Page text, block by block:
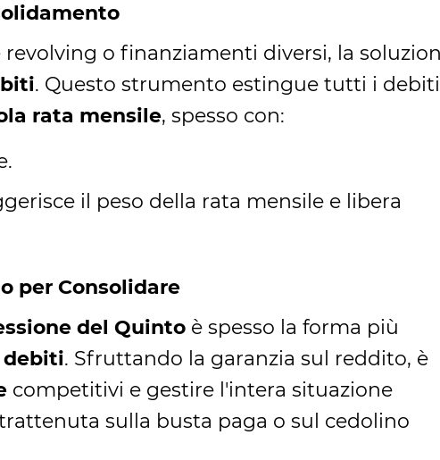
o finanziamenti diversi, la
. Questo strumento estingue tutti i debiti
rata mensile, spesso con:
il peso della rata mensile e libera
per Consolidare
del Quinto è spesso la forma più
debiti. Sfruttando la garanzia sul reddito, è
competitivi e gestire l'intera situazione
sulla busta paga o sul cedolino